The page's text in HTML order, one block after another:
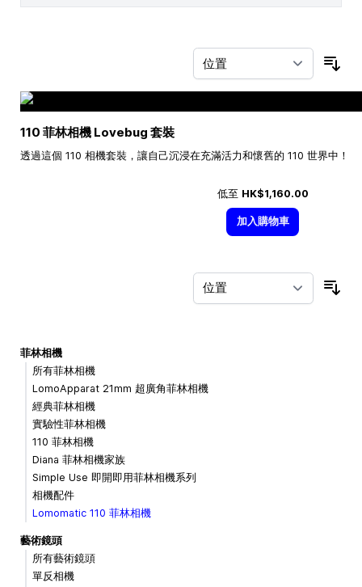
110 菲林相機 Lovebug 套裝
透過這個 110 相機套裝，讓自己沉浸在充滿活力和懷舊的 110 世界中！
低至 HK$1,160.00
加入購物車
菲林相機
所有菲林相機
LomoApparat 21mm 超廣角菲林相機
經典菲林相機
實驗性菲林相機
110 菲林相機
Diana 菲林相機家族
Simple Use 即開即用菲林相機系列
相機配件
Lomomatic 110 菲林相機
藝術鏡頭
所有藝術鏡頭
單反相機